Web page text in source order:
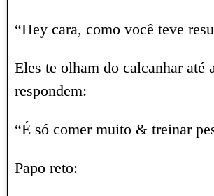
“Hey cara, como você teve
Eles te olham do calcanhar até
respondem:
“É só comer muito & treinar
Papo reto: